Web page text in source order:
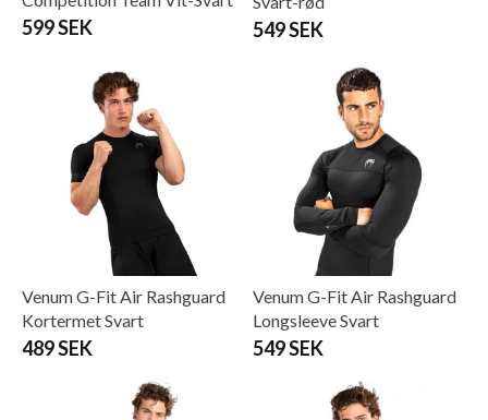
599 SEK 549 SEK
Venum G-Fit Air Rashguard
Kortermet Svart
489 SEK
Venum G-Fit Air Rashguard
Longsleeve Svart
549 SEK